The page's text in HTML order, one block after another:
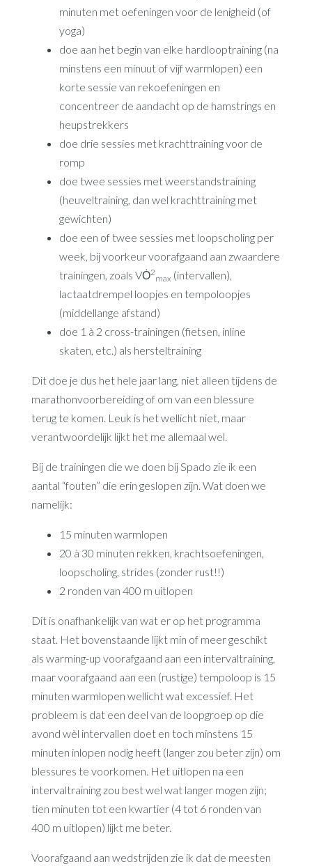
minuten met oefeningen voor de lenigheid (of
yoga)
doe aan het begin van elke hardlooptraining (na
minstens een minuut of vijf warmlopen) een
korte sessie van rekoefeningen en
concentreer de aandacht op de hamstrings en
heupstrekkers
doe drie sessies met krachttraining voor de
romp
doe twee sessies met weerstandstraining
(heuveltraining, dan wel krachttraining met
gewichten)
doe een of twee sessies met loopscholing per
week, bij voorkeur voorafgaand aan zwaardere
trainingen, zoals VȮ2
max (intervallen),
lactaatdrempel loopjes en tempoloopjes
(middellange afstand)
doe 1 à 2 cross-trainingen (fietsen, inline
skaten, etc.) als hersteltraining
Dit doe je dus het hele jaar lang, niet alleen tijdens de
marathonvoorbereiding of om van een blessure
terug te komen. Leuk is het wellicht niet, maar
verantwoordelijk lijkt het me allemaal wel.
Bij de trainingen die we doen bij Spado zie ik een
aantal “fouten” die erin geslopen zijn. Wat doen we
namelijk:
15 minuten warmlopen
20 à 30 minuten rekken, krachtsoefeningen,
loopscholing, strides (zonder rust!!)
2 ronden van 400 m uitlopen
Dit is onafhankelijk van wat er op het programma
staat. Het bovenstaande lijkt min of meer geschikt
als warming-up voorafgaand aan een intervaltraining,
maar voorafgaand aan een (rustige) tempoloop is 15
minuten warmlopen wellicht wat excessief. Het
probleem is dat een deel van de loopgroep op die
avond wèl intervallen doet en toch minstens 15
minuten inlopen nodig heeft (langer zou beter zijn) om
blessures te voorkomen. Het uitlopen na een
intervaltraining zou best wel wat langer mogen zijn;
tien minuten tot een kwartier (4 tot 6 ronden van
400 m uitlopen) lijkt me beter.
Voorafgaand aan wedstrijden zie ik dat de meesten